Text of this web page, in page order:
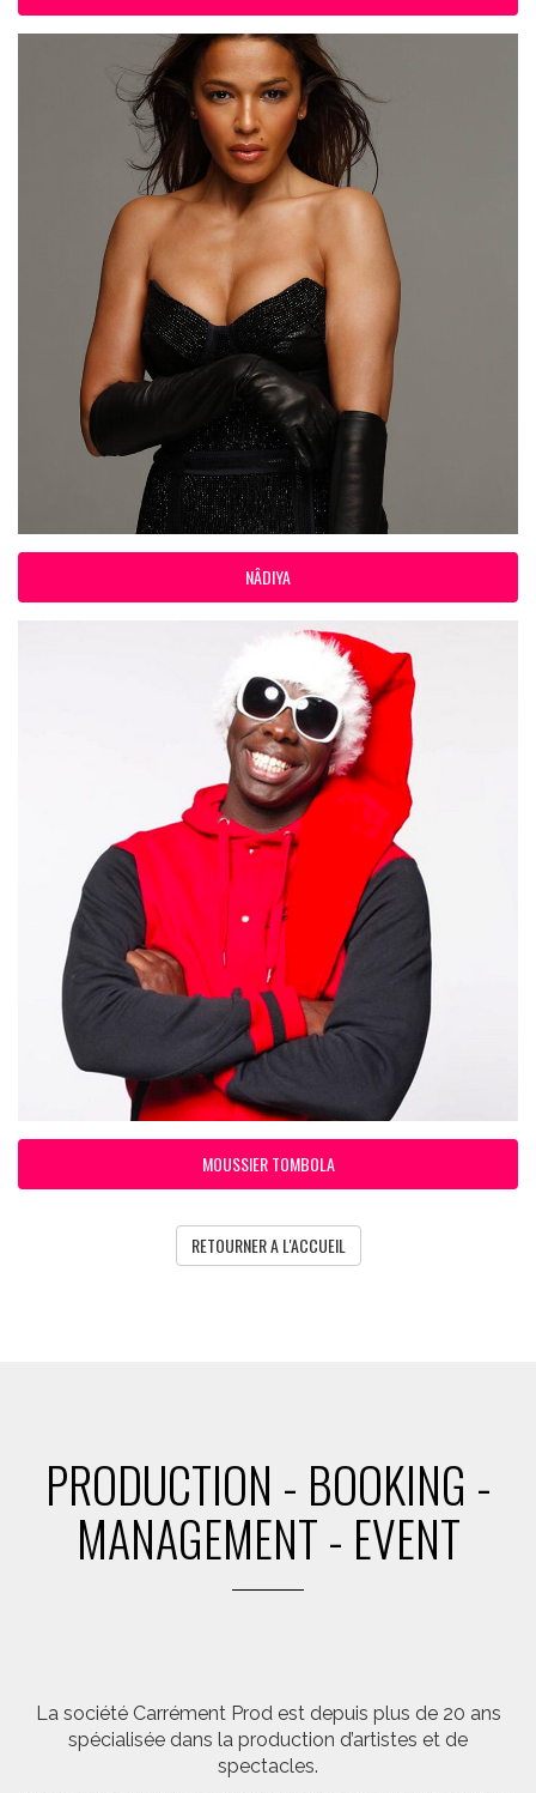
NÂDIYA
MOUSSIER TOMBOLA
RETOURNER A L'ACCUEIL
PRODUCTION - BOOKING -
MANAGEMENT - EVENT
La société Carrément Prod est depuis plus de 20 ans
spécialisée dans la production d’artistes et de
spectacles.